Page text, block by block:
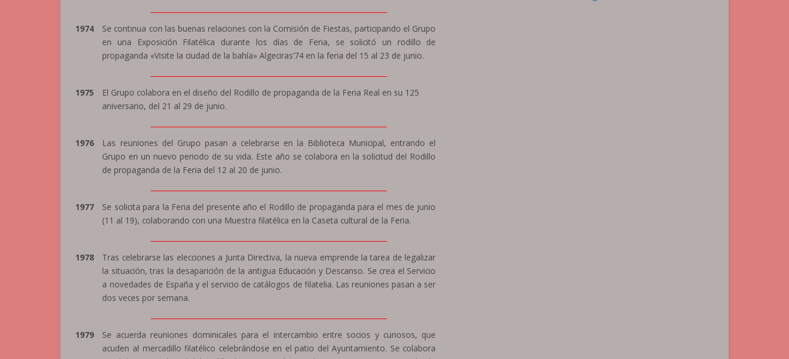
1974
Se continua con las buenas relaciones con la Comisión de Fiestas, participando el Grupo
en una Exposición Filatélica durante los días de Feria, se solicitó un rodillo de
propaganda «Visite la ciudad de la bahía» Algeciras’74 en la feria del 15 al 23 de junio.
1975
El Grupo colabora en el diseño del Rodillo de propaganda de la Feria Real en su 125
aniversario, del 21 al 29 de junio.
1976
Las reuniones del Grupo pasan a celebrarse en la Biblioteca Municipal, entrando el
Grupo en un nuevo periodo de su vida. Este año se colabora en la solicitud del Rodillo
de propaganda de la Feria del 12 al 20 de junio.
1977
Se solicita para la Feria del presente año el Rodillo de propaganda para el mes de junio
(11 al 19), colaborando con una Muestra filatélica en la Caseta cultural de la Feria.
1978
Tras celebrarse las elecciones a Junta Directiva, la nueva emprende la tarea de legalizar
la situación, tras la desaparición de la antigua Educación y Descanso. Se crea el Servicio
a novedades de España y el servicio de catálogos de filatelia. Las reuniones pasan a ser
dos veces por semana.
1979
Se acuerda reuniones dominicales para el intercambio entre socios y curiosos, que
acuden al mercadillo filatélico celebrándose en el patio del Ayuntamiento. Se colabora